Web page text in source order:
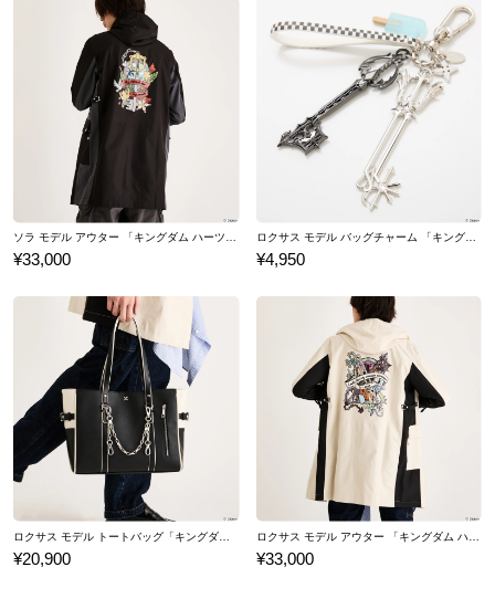
ソラ モデル アウター 「キングダム ハーツ」シリーズ
¥33,000
ロクサス モデル バッグチャーム 「キングダム ハーツ」シリーズ
¥4,950
¥20,900
ロクサス モデル アウター 「キングダム ハーツ」シリーズ
¥33,000